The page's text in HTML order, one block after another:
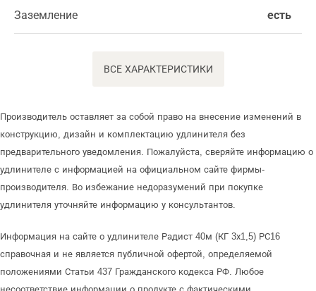
Заземление есть
ВСЕ ХАРАКТЕРИСТИКИ
Производитель оставляет за собой право на внесение изменений в
конструкцию, дизайн и комплектацию удлинителя без
предварительного уведомления. Пожалуйста, сверяйте информацию о
удлинителе с информацией на официальном сайте фирмы-
производителя. Во избежание недоразумений при покупке
удлинителя уточняйте информацию у консультантов.
Информация на сайте о удлинителе Радист 40м (КГ 3х1,5) РС16
справочная и не является публичной офертой, определяемой
положениями Статьи 437 Гражданского кодекса РФ. Любое